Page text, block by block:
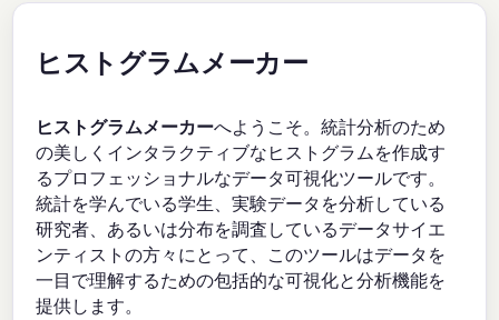
ヒストグラムメーカー
ヒストグラムメーカーへようこそ。統計分析のため
の美しくインタラクティブなヒストグラムを作成す
るプロフェッショナルなデータ可視化ツールです。
統計を学んでいる学生、実験データを分析している
研究者、あるいは分布を調査しているデータサイエ
ンティストの方々にとって、このツールはデータを
一目で理解するための包括的な可視化と分析機能を
提供します。